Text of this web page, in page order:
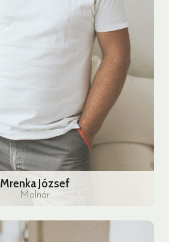
Mrenka József
Molnár